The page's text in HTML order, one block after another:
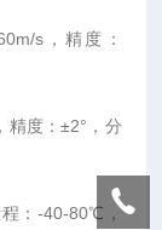
s，精度：
精度：±2°，分
程：-40-80℃，